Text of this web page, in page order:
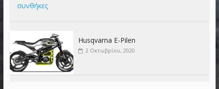
συνθήκες
Husqvarna E-Pilen
2 Οκτωβρίου, 2020